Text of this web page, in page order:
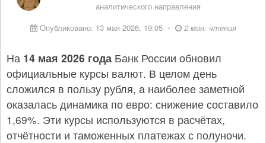
аналитического направления
Опубликовано: 13 мая 2026, 19:05 • 2 мин. чтения
На 14 мая 2026 года Банк России обновил
официальные курсы валют. В целом день
сложился в пользу рубля, а наиболее заметной
оказалась динамика по евро: снижение составило
1,69%. Эти курсы используются в расчётах,
отчётности и таможенных платежах с полуночи.